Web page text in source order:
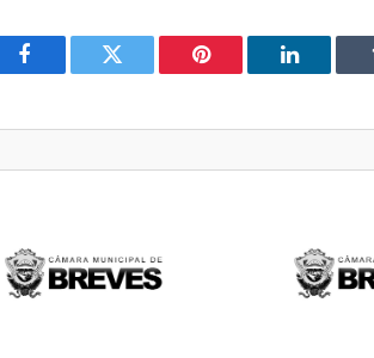
Facebook Twitter Pinterest LinkedIn